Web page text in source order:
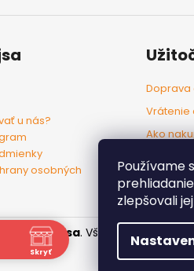
Používame
zlepšovali
u nás?
osobných
Doprava
Vrátenie
Ako
Tovar
Nôžkaobujsa. Všetky práva
Skryť